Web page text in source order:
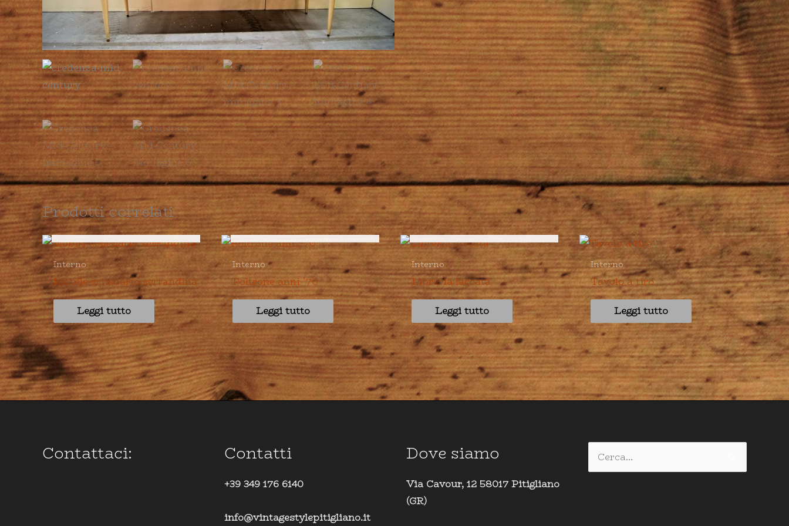
Prodotti correlati
ESAURITO
Interno
Mobile schedario serrandina
Leggi tutto
ESAURITO
Interno
Poltrone anni ’70
Leggi tutto
ESAURITO
Interno
Libreria laccata
Leggi tutto
Interno
Tavolo a tiro
Leggi tutto
Contattaci: Contatti
+39 349 176 6140
info@vintagestylepitigliano.it
Dove siamo
Via Cavour, 12 58017 Pitigliano
(GR)
Cerca: